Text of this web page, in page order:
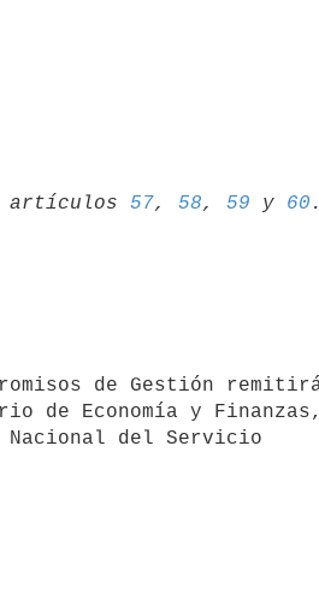
artículos 57, 58, 59 y 60
de Economía y Finanzas,
Nacional del Servicio